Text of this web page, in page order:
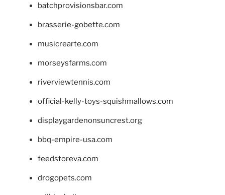
batchprovisionsbar.com
brasserie-gobette.com
musicrearte.com
morseysfarms.com
riverviewtennis.com
official-kelly-toys-squishmallows.com
displaygardenonsuncrest.org
bbq-empire-usa.com
feedstoreva.com
drogopets.com